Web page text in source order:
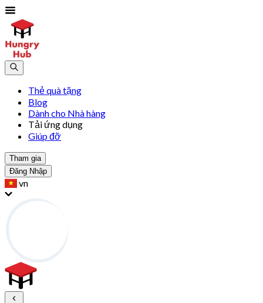
Thẻ quà tặng
Blog
Dành cho Nhà hàng
Tải ứng dụng
Giúp đỡ
Tham gia
Đăng Nhập
vn